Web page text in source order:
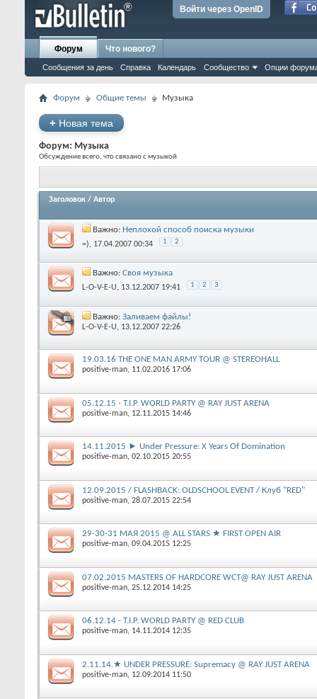
Войти через OpenID
Форум
Сообщения за день Справка Календарь Сообщество Опции
Что нового?
Форум Общие темы Музыка
+ Новая тема
Форум: Музыка
Обсуждение всего, что связано с музыкой
Заголовок / Автор
Важно: Неплохой способ поиска музыки
=)‎, 17.04.2007 00:34 1 2
Важно: Своя музыка
L-O-V-E-U‎, 13.12.2007 19:41 1 2 3
Важно: Заливаем файлы!
L-O-V-E-U‎, 13.12.2007 22:26
19.03.16 THE ONE MAN ARMY TOUR @ STEREOHALL
positive-man‎, 11.02.2016 17:06
05.12.15 - T.I.P. WORLD PARTY @ RAY JUST ARENA
positive-man‎, 12.11.2015 14:46
14.11.2015 ► Under Pressure: X Years Of Domination
positive-man‎, 02.10.2015 20:55
12.09.2015 / FLASHBACK: OLDSCHOOL EVENT / Клуб "RED"
positive-man‎, 28.07.2015 22:54
29-30-31 МАЯ 2015 @ ALL STARS ★ FIRST OPEN AIR
positive-man‎, 09.04.2015 12:25
07.02.2015 MASTERS OF HARDCORE WCT@ RAY JUST ARENA
positive-man‎, 25.12.2014 14:25
06.12.14 - T.I.P. WORLD PARTY @ RED CLUB
positive-man‎, 14.11.2014 12:35
2.11.14.★ UNDER PRESSURE: Supremacy @ RAY JUST ARENA
positive-man‎, 12.09.2014 11:50